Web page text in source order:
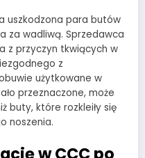
uszkodzona para butów
za wadliwą. Sprzedawca
z przyczyn tkwiących w
z
użytkowane w
przeznaczone, może
buty, które rozkleiły się
noszenia.